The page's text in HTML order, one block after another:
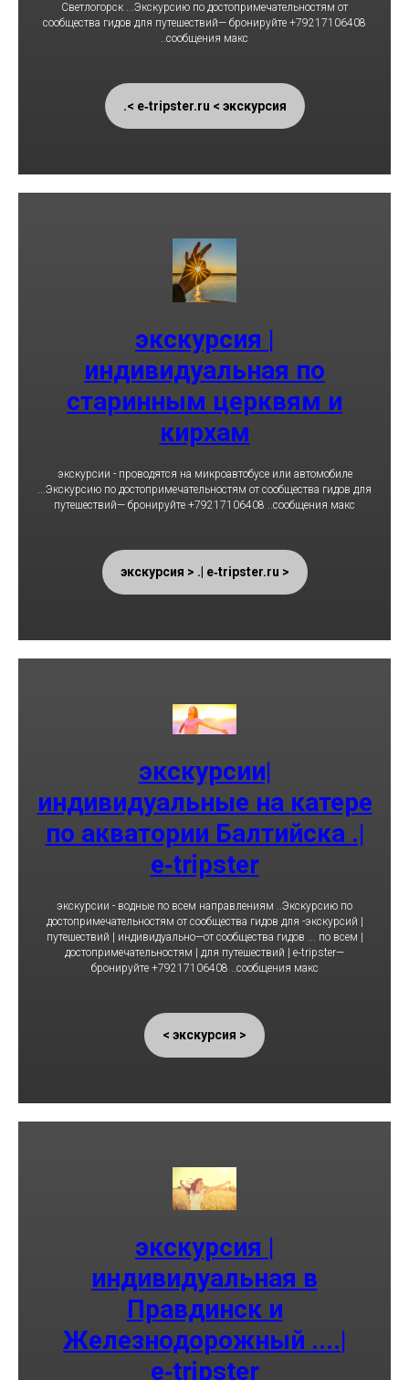
Светлогорск ...Экскурсию по достопримечательностям от
сообщества гидов для путешествий— бронируйте +79217106408
..сообщения макс
e‑tripster.ru < экскурсия >.
экскурсия |
индивидуальная по
старинным церквям и
кирхам
экскурсии - проводятся на микроавтобусе или автомобиле
...Экскурсию по достопримечательностям от сообщества гидов для
путешествий— бронируйте +79217106408 ..сообщения макс
< экскурсия > .| e‑tripster.ru
экскурсии|
индивидуальные на катере
по акватории Балтийска .|
e‑tripster
экскурсии - водные по всем направлениям ..Экскурсию по
достопримечательностям от сообщества гидов для -экскурсий |
путешествий | индивидуально—от сообщества гидов ... по всем |
достопримечательностям | для путешествий | e‑tripster—
бронируйте +79217106408 ..сообщения макс
< экскурсия >
экскурсия |
индивидуальная в
Правдинск и
Железнодорожный ....|
e‑tripster